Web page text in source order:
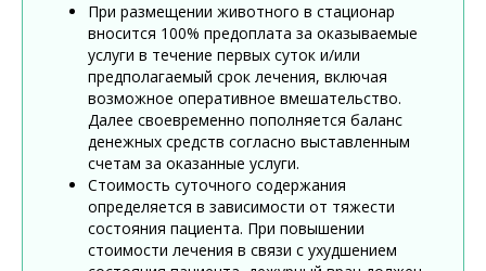
При размещении животного в стационар
вносится 100% предоплата за оказываемые
услуги в течение первых суток и/или
предполагаемый срок лечения, включая
возможное оперативное вмешательство.
Далее своевременно пополняется баланс
денежных средств согласно выставленным
счетам за оказанные услуги.
Стоимость суточного содержания
определяется в зависимости от тяжести
состояния пациента. При повышении
стоимости лечения в связи с ухудшением